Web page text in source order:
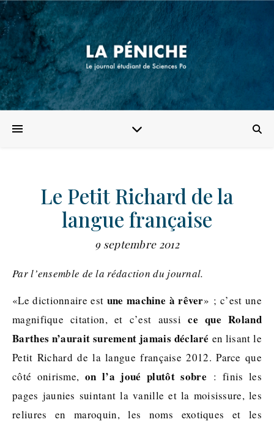
Le Petit Richard de la
langue française
9 septembre 2012
Par l’ensemble de la rédaction du journal.
«Le dictionnaire est une machine à rêver» ; c’est une
magnifique citation, et c’est aussice que Roland
Barthes n’aurait surement jamais déclaré en lisant le
Petit Richard de la langue française 2012. Parce que
côté onirisme, on l’a joué plutôt sobre : finis les
pages jaunies suintant la vanille et la moisissure, les
reliures en maroquin, les noms exotiques et les